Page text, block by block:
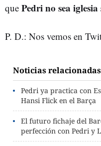
que Pedri no sea
P. D.: Nos vemos en
Noticias relacionadas
Pedri ya practica con
Hansi Flick en el Barça
El futuro fichaje del
perfección con Pedri y